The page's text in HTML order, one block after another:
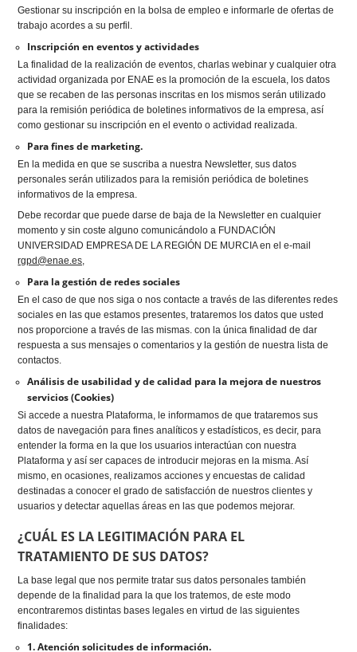
Gestionar su inscripción en la bolsa de empleo e informarle de ofertas de
trabajo acordes a su perfil.
Inscripción en eventos y actividades
La finalidad de la realización de eventos, charlas webinar y cualquier otra
actividad organizada por ENAE es la promoción de la escuela, los datos
que se recaben de las personas inscritas en los mismos serán utilizado
para la remisión periódica de boletines informativos de la empresa, así
como gestionar su inscripción en el evento o actividad realizada.
Para fines de marketing.
En la medida en que se suscriba a nuestra Newsletter, sus datos
personales serán utilizados para la remisión periódica de boletines
informativos de la empresa.
Debe recordar que puede darse de baja de la Newsletter en cualquier
momento y sin coste alguno comunicándolo a FUNDACIÓN
UNIVERSIDAD EMPRESA DE LA REGIÓN DE MURCIA en el e-mail
rgpd@enae.es,
Para la gestión de redes sociales
En el caso de que nos siga o nos contacte a través de las diferentes redes
sociales en las que estamos presentes, trataremos los datos que usted
nos proporcione a través de las mismas. con la única finalidad de dar
respuesta a sus mensajes o comentarios y la gestión de nuestra lista de
contactos.
Análisis de usabilidad y de calidad para la mejora de nuestros
servicios (Cookies)
Si accede a nuestra Plataforma, le informamos de que trataremos sus
datos de navegación para fines analíticos y estadísticos, es decir, para
entender la forma en la que los usuarios interactúan con nuestra
Plataforma y así ser capaces de introducir mejoras en la misma. Así
mismo, en ocasiones, realizamos acciones y encuestas de calidad
destinadas a conocer el grado de satisfacción de nuestros clientes y
usuarios y detectar aquellas áreas en las que podemos mejorar.
¿CUÁL ES LA LEGITIMACIÓN PARA EL
TRATAMIENTO DE SUS DATOS?
La base legal que nos permite tratar sus datos personales también
depende de la finalidad para la que los tratemos, de este modo
encontraremos distintas bases legales en virtud de las siguientes
finalidades:
1. Atención solicitudes de información.